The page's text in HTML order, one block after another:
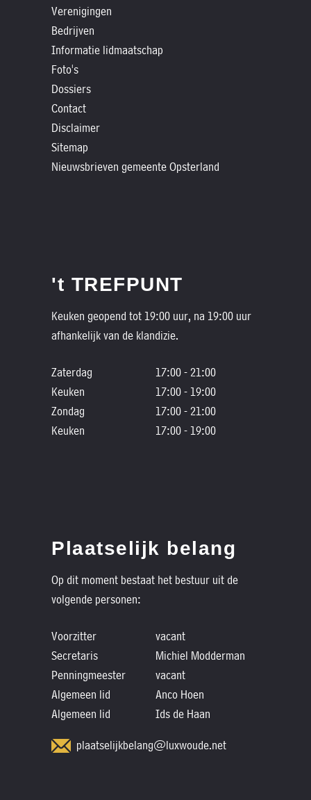
Verenigingen
Bedrijven
Informatie lidmaatschap
Foto's
Dossiers
Contact
Disclaimer
Sitemap
Nieuwsbrieven gemeente Opsterland
't TREFPUNT
Keuken geopend tot 19:00 uur, na 19:00 uur
afhankelijk van de klandizie.
Zaterdag
17:00 - 21:00
Keuken
17:00 - 19:00
Zondag
17:00 - 21:00
Keuken
17:00 - 19:00
Plaatselijk belang
Op dit moment bestaat het bestuur uit de
volgende personen:
Voorzitter
vacant
Secretaris
Michiel Modderman
Penningmeester
vacant
Algemeen lid
Anco Hoen
Algemeen lid
Ids de Haan
plaatselijkbelang@luxwoude.net